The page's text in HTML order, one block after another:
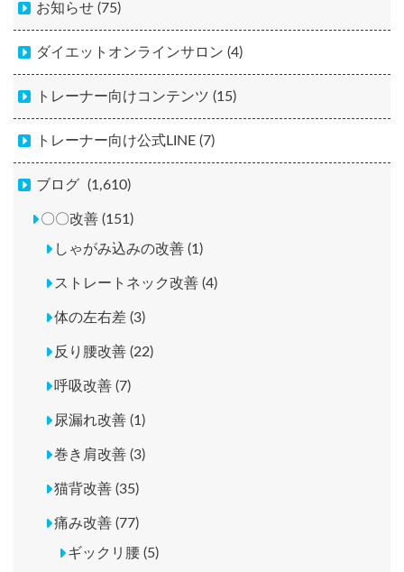
お知らせ (75)
ダイエットオンラインサロン (4)
トレーナー向けコンテンツ (15)
トレーナー向け公式LINE (7)
ブログ (1,610)
〇〇改善 (151)
しゃがみ込みの改善 (1)
ストレートネック改善 (4)
体の左右差 (3)
反り腰改善 (22)
呼吸改善 (7)
尿漏れ改善 (1)
巻き肩改善 (3)
猫背改善 (35)
痛み改善 (77)
ギックリ腰 (5)